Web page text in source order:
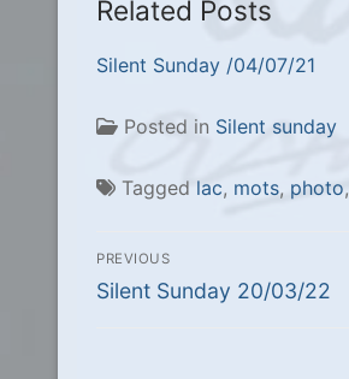
Related Posts
Silent Sunday /04/07/21
Posted in Silent sunday
Tagged lac, mots, photo,
Navigation
de
PREVIOUS
Previous
Silent Sunday 20/03/22